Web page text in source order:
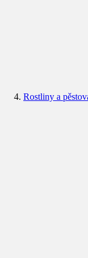
Rostliny a